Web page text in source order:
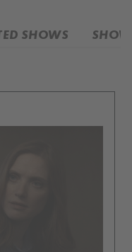
SHOWS